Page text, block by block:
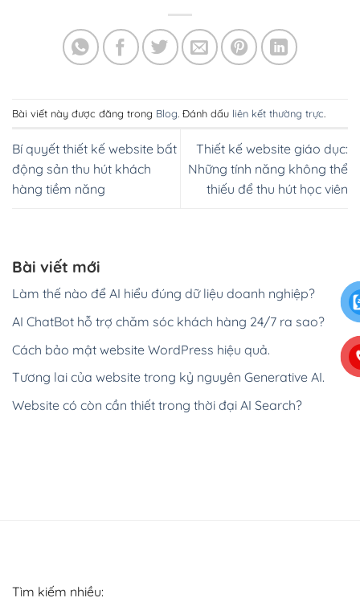
Bài viết này được đăng trong Blog. Đánh dấu liên kết thường trực.
Bí quyết thiết kế website bất
động sản thu hút khách
hàng tiềm năng
Thiết kế website giáo dục:
Những tính năng không thể
thiếu để thu hút học viên
Bài viết mới
Làm thế nào để AI hiểu đúng dữ liệu doanh nghiệp?
AI ChatBot hỗ trợ chăm sóc khách hàng 24/7 ra sao?
Cách bảo mật website WordPress hiệu quả.
Tương lai của website trong kỷ nguyên Generative AI.
Website có còn cần thiết trong thời đại AI Search?
Tìm kiếm nhiều: